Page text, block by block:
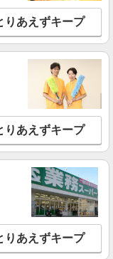
細を見る
店
ッフ ＜優先募集日
〜21:00
細を見る
ッフ ＜優先募集日
りあえずキープ
りあえずキープ
りあえずキープ